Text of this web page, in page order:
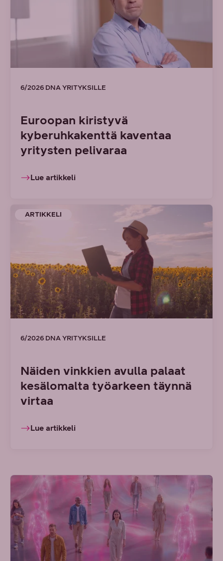
6/2026 DNA YRITYKSILLE
Euroopan kiristyvä
kyberuhkakenttä kaventaa
yritysten pelivaraa
Lue artikkeli
ARTIKKELI
6/2026 DNA YRITYKSILLE
Näiden vinkkien avulla palaat
kesälomalta työarkeen täynnä
virtaa
Lue artikkeli